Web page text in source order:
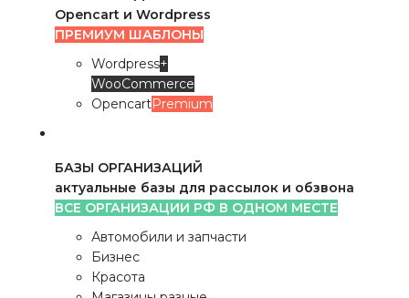
Opencart и Wordpress
ПРЕМИУМ ШАБЛОНЫ
Wordpress+
WooCommerce
OpencartPremium
БАЗЫ ОРГАНИЗАЦИЙ
актуальные базы для рассылок и обзвона
ВСЕ ОРГАНИЗАЦИИ РФ В ОДНОМ МЕСТЕ
Автомобили и запчасти
Бизнес
Красота